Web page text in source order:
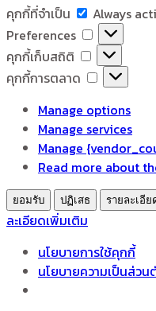
คุกกี้ที่จำเป็น
คุกกี้
ที่
จำเป็น
Always
Preferences
คุกกี้เก็บสถิติ
คุกกี้
เก็บ
สถิติ
คุกกี้การตลาด
คุกกี้
การ
ตลาด
Manage options
Manage services
Manage
Read more about
ยอมรับ ปฏิเสธ รายละเอี
ละเอียดเพิ่มเติม
นโยบายการใช้คุกกี้
นโยบายความเป็นส่ว